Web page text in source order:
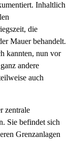
Inhaltlich
die
Mauer behandelt.
kannten, nun vor
andere
auch
zentrale
Sie befindet sich
Grenzanlagen